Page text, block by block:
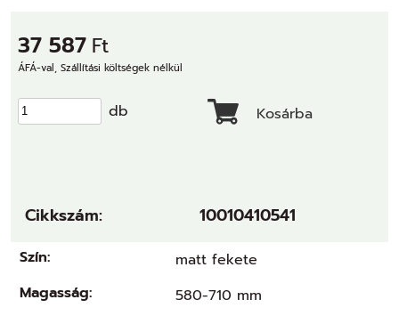
37 587 Ft
ÁFÁ-val, Szállítási költségek nélkül
db Kosárba
Szín:
matt fekete
Magasság:
580-710 mm
Cikkszám: 10010410541